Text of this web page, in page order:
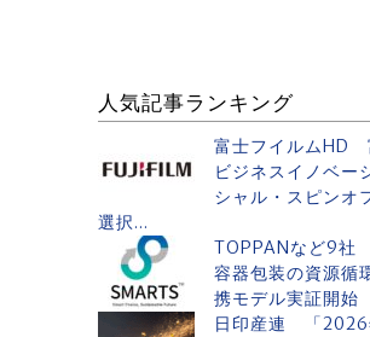
人気記事ランキング
富士フイルムHD
ビジネスイノベー
シャル・スピンオ
選択...
TOPPANなど9社
容器包装の資源循
携モデル実証開
日印産連 「2026